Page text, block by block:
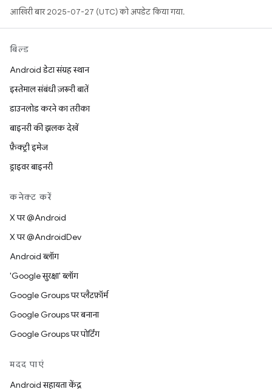
आखिरी बार 2025-07-27 (UTC) को अपडेट किया गया.
बिल्ड
Android डेटा संग्रह स्थान
इस्तेमाल संबंधी ज़रूरी बातें
डाउनलोड करने का तरीका
बाइनरी की झलक देखें
फ़ैक्ट्री इमेज
ड्राइवर बाइनरी
कनेक्ट करें
X पर @Android
X पर @AndroidDev
Android ब्लॉग
'Google सुरक्षा' ब्लॉग
Google Groups पर प्लैटफ़ॉर्म
Google Groups पर बनाना
Google Groups पर पोर्टिंग
मदद पाएं
Android सहायता केंद्र